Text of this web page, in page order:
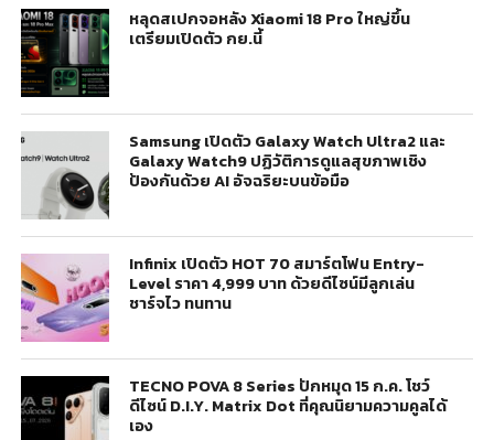
หลุดสเปกจอหลัง Xiaomi 18 Pro ใหญ่ขึ้น
เตรียมเปิดตัว กย.นี้
Samsung เปิดตัว Galaxy Watch Ultra2 และ
Galaxy Watch9 ปฏิวัติการดูแลสุขภาพเชิง
ป้องกันด้วย AI อัจฉริยะบนข้อมือ
Infinix เปิดตัว HOT 70 สมาร์ตโฟน Entry-
Level ราคา 4,999 บาท ด้วยดีไซน์มีลูกเล่น
ชาร์จไว ทนทาน
TECNO POVA 8 Series ปักหมุด 15 ก.ค. โชว์
ดีไซน์ D.I.Y. Matrix Dot ที่คุณนิยามความคูลได้
เอง